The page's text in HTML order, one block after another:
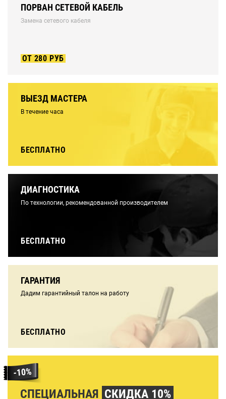
ПОРВАН СЕТЕВОЙ КАБЕЛЬ
Замена сетевого кабеля
ОТ 280 РУБ
ВЫЕЗД МАСТЕРА
В течение часа
БЕСПЛАТНО
ДИАГНОСТИКА
По технологии, рекомендованной производителем
БЕСПЛАТНО
ГАРАНТИЯ
Дадим гарантийный талон на работу
БЕСПЛАТНО
СПЕЦИАЛЬНАЯ СКИДКА 10%